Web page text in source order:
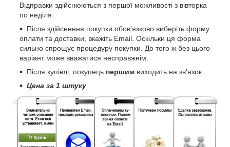
Відправки здійснюються з першої можливості з вівторка
по неділя.
Після здійснення покупки обов'язково виберіть форму
оплати та доставки, вкажіть Email. Оскільки ця форма
сильно спрощує процедуру покупки. До того ж без цього
варіант може вважатися несправжнім.
Після купівлі, покупець першим виходить на зв'язок
Цена за 1 штуку